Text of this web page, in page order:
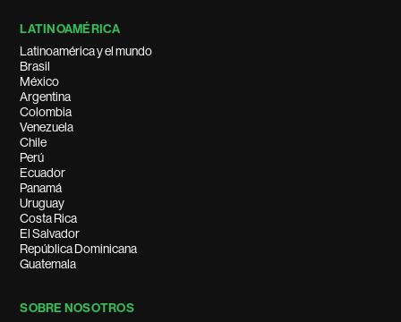
LATINOAMÉRICA
Latinoamérica y el mundo
Brasil
México
Argentina
Colombia
Venezuela
Chile
Perú
Ecuador
Panamá
Uruguay
Costa Rica
El Salvador
República Dominicana
Guatemala
SOBRE NOSOTROS